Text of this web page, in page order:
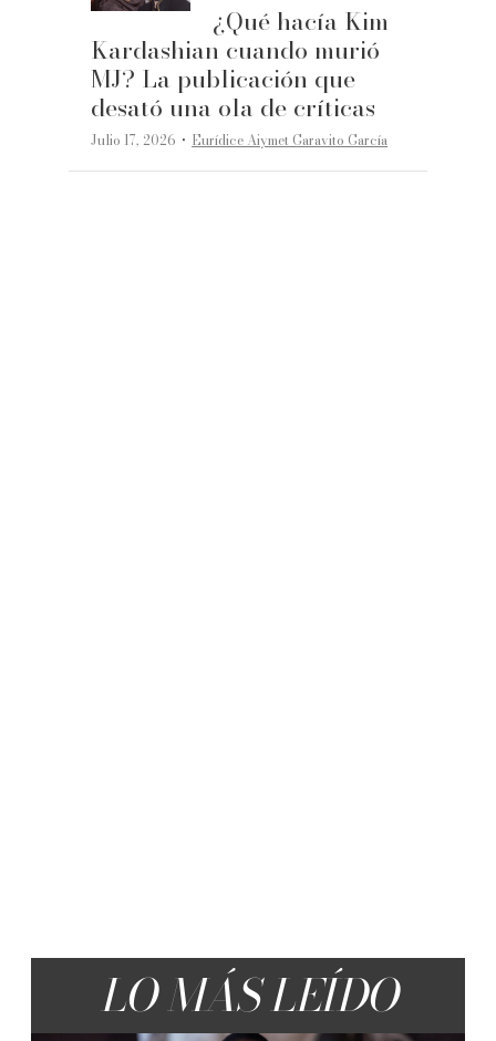
¿Qué hacía Kim
Kardashian cuando murió
MJ? La publicación que
desató una ola de críticas
Julio 17, 2026 ·Eurídice Aiymet Garavito García
LO MÁS LEÍDO